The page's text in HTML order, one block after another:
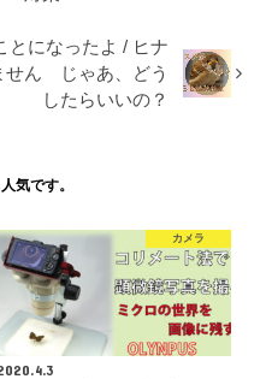
とになったよ / ヒナ
せん じゃあ、どう
したらいいの？
気です。
カメラ